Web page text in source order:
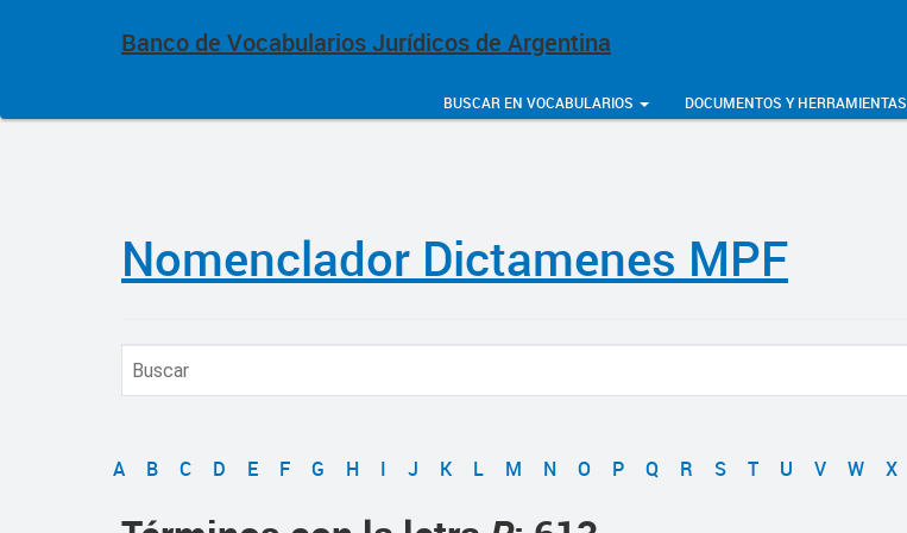
Banco de Vocabularios Jurídicos de Argentina
BUSCAR EN VOCABULARIOS DOCUMENTOS Y HERRAMIENTAS
Nomenclador Dictamenes MPF
A B C D E F G H I J K L M N O P Q R S T U V W X